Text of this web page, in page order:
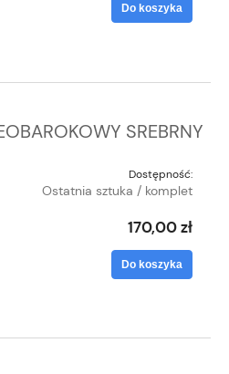
Do koszyka
SREBRNY
Dostępność:
Ostatnia sztuka / komplet
170,00 zł
Do koszyka